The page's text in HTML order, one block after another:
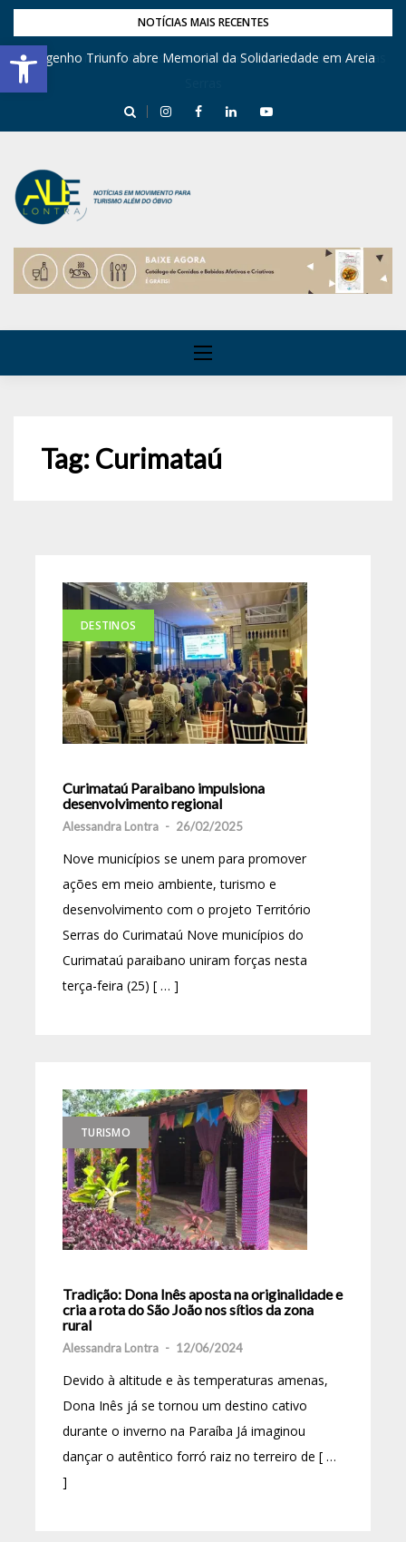
Barra de Ferramentas Aberta
NOTÍCIAS MAIS RECENTES
Engenho Triunfo abre Memorial da Solidariedade em Areia
Tag:Curimataú
DESTINOS
Curimataú Paraibano impulsiona
desenvolvimento regional
Alessandra Lontra - 26/02/2025
Nove municípios se unem para promover
ações em meio ambiente, turismo e
desenvolvimento com o projeto Território
Serras do Curimataú Nove municípios do
Curimataú paraibano uniram forças nesta
terça-feira (25) [ … ]
TURISMO
Tradição: Dona Inês aposta na originalidade e
cria a rota do São João nos sítios da zona
rural
Alessandra Lontra - 12/06/2024
Devido à altitude e às temperaturas amenas,
Dona Inês já se tornou um destino cativo
durante o inverno na Paraíba Já imaginou
dançar o autêntico forró raiz no terreiro de [ …
]